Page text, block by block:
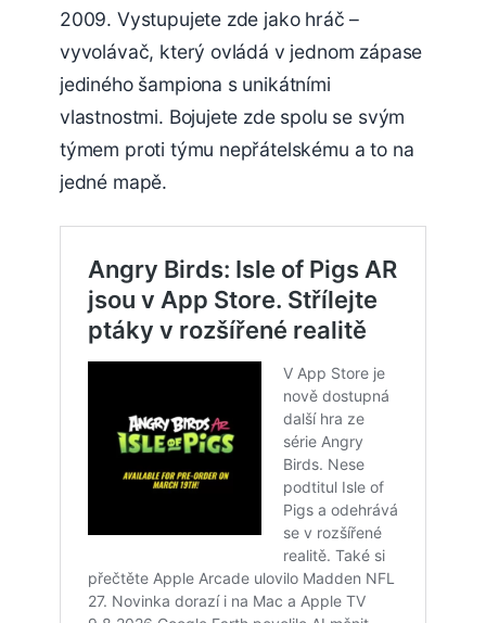
2009. Vystupujete zde jako hráč –
vyvolávač, který ovládá v jednom zápase
jediného šampiona s unikátními
vlastnostmi. Bojujete zde spolu se svým
týmem proti týmu nepřátelskému a to na
jedné mapě.